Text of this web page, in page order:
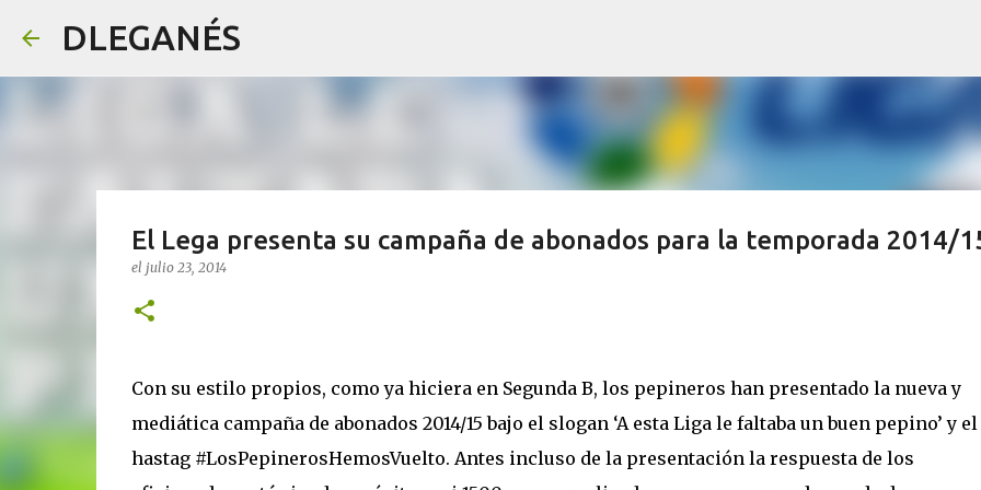
DLEGANÉS
El Lega presenta su campaña de abonados para la temporada 2014/
el julio 23, 2014
Con su estilo propios, como ya hiciera en Segunda B, los pepineros han presentado la nueva y
mediática campaña de abonados 2014/15 bajo el slogan ‘A esta Liga le faltaba un buen pepino’ y el
hastag #LosPepinerosHemosVuelto. Antes incluso de la presentación la respuesta de los